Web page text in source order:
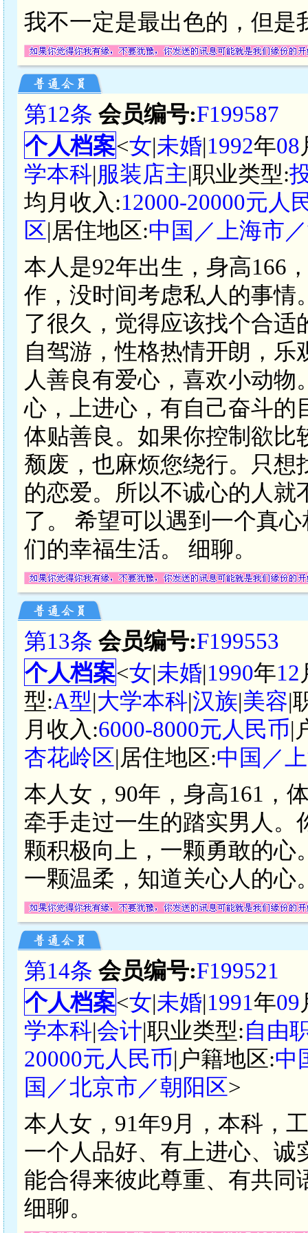
我不一定是最出色的，但是
第12条 会员编号:F199587
个人档案<女|未婚|1992年08
学本科|服装店主|职业类型:
均月收入:12000-20000元人
区|居住地区:中国／上海市
本人是92年出生，身高166
作，没时间考虑私人的事情
了很久，觉得应该找个合
自驾游，性格热情开朗，
人善良有爱心，喜欢小动
心，上进心，有自己奋斗的
体贴善良。如果你控制欲比
颓废，也麻烦您绕行。只想
的恋爱。所以不诚心的人
了。 希望可以遇到一个真
们的幸福生活。 细聊。
第13条 会员编号:F199553
个人档案<女|未婚|1990年12
型:A型|大学本科|汉族|美容|
月收入:6000-8000元人民币|
杏花岭区|居住地区:中国／
本人女，90年，身高161，
牵手走过一生的踏实男人。
颗积极向上，一颗勇敢的心
一颗温柔，知道关心人的心
第14条 会员编号:F199521
个人档案<女|未婚|1991年09
学本科|会计|职业类型:自由
20000元人民币|户籍地区:中
国／北京市／朝阳区>
本人女，91年9月，本科，
一个人品好、有上进心、诚
能合得来彼此尊重、有共同
细聊。